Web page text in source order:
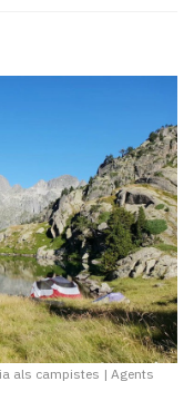
als campistes | Agents